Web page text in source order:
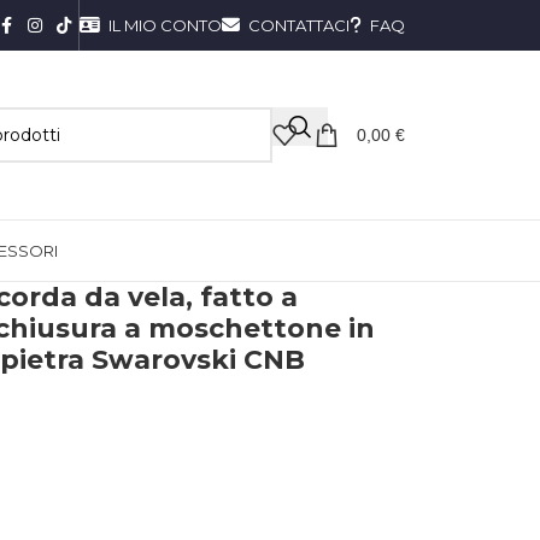
IL MIO CONTO CONTATTACI FAQ
0,00 €
da vela, fatto a
a moschettone in
Swarovski CNB